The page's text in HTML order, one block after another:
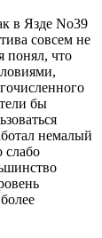
в Язде No39
совсем не
понял, что
бы
немалый
слабо